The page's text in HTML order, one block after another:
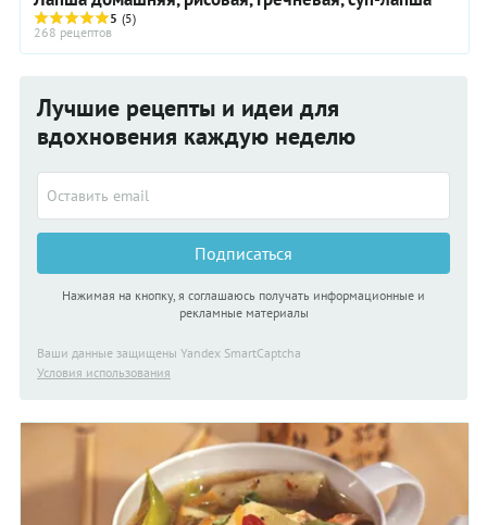
5 (5)
268 рецептов
Лучшие рецепты и идеи для
вдохновения каждую неделю
Подписаться
Нажимая на кнопку, я соглашаюсь получать информационные и
рекламные материалы
Ваши данные защищены Yandex SmartCaptcha
Условия использования